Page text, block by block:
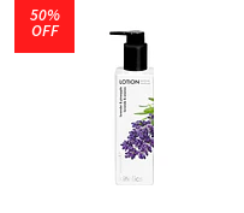
50%
OFF